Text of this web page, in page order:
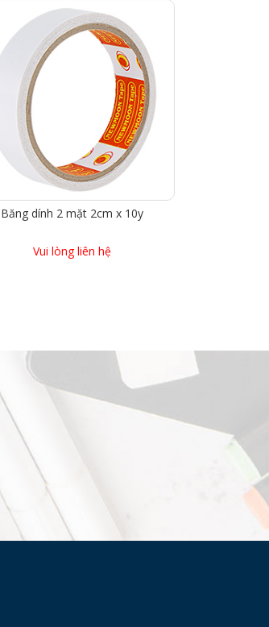
Băng dính 2 mặt 2cm x 10y
Vui lòng liên hệ